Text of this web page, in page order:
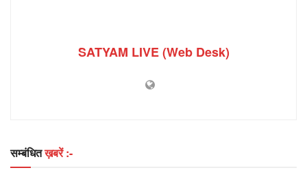
SATYAM LIVE (Web Desk)
सम्बंधितख़बरें :-